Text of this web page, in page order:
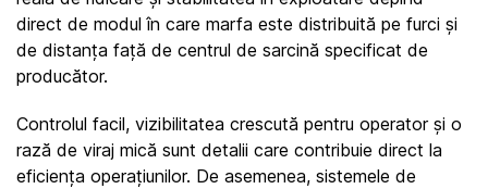
direct de modul în care marfa este distribuită pe furci și
de distanța față de centrul de sarcină specificat de
producător.
Controlul facil, vizibilitatea crescută pentru operator și o
rază de viraj mică sunt detalii care contribuie direct la
eficiența operațiunilor. De asemenea, sistemele de